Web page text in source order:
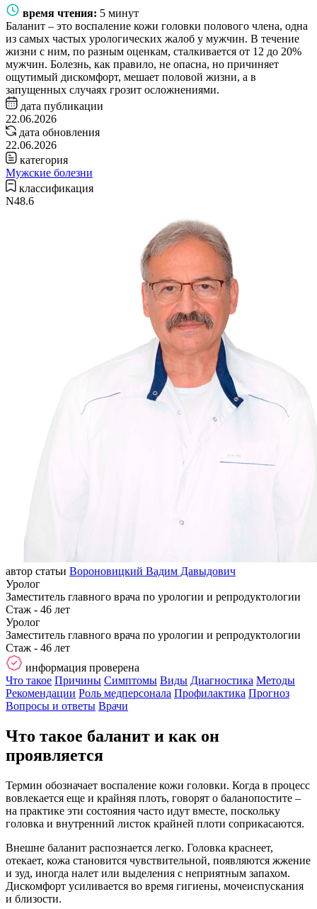
время чтения: 5 минут
Баланит – это воспаление кожи головки полового члена, одна
из самых частых урологических жалоб у мужчин. В течение
жизни с ним, по разным оценкам, сталкивается от 12 до 20%
мужчин. Болезнь, как правило, не опасна, но причиняет
ощутимый дискомфорт, мешает половой жизни, а в
запущенных случаях грозит осложнениями.
дата публикации
22.06.2026
дата обновления
22.06.2026
категория
Мужские болезни
классификация
N48.6
автор статьи Вороновицкий Вадим Давыдович
Уролог
Заместитель главного врача по урологии и репродуктологии
Стаж - 46 лет
Уролог
Заместитель главного врача по урологии и репродуктологии
Стаж - 46 лет
информация проверена
Что такое Причины Симптомы Виды Диагностика Методы
Рекомендации Роль медперсонала Профилактика Прогноз
Вопросы и ответы Врачи
Что такое баланит и как он
проявляется
Термин обозначает воспаление кожи головки. Когда в процесс
вовлекается еще и крайняя плоть, говорят о баланопостите –
на практике эти состояния часто идут вместе, поскольку
головка и внутренний листок крайней плоти соприкасаются.
Внешне баланит распознается легко. Головка краснеет,
отекает, кожа становится чувствительной, появляются жжение
и зуд, иногда налет или выделения с неприятным запахом.
Дискомфорт усиливается во время гигиены, мочеиспускания
и близости.